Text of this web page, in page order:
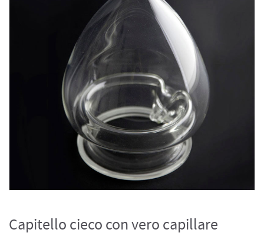
Capitello cieco con vero capillare